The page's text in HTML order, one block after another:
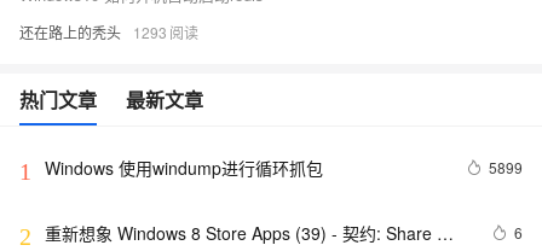
还在路上的秃头 1293
热门文章 最新文章
1 Windows 使用windump进行循环抓包 5899
2 重新想象 Windows 8 Store Apps (39) - 契约: Share
6